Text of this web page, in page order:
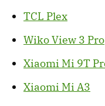
TCL Plex
Wiko View 3 Pro
Xiaomi Mi 9T
Xiaomi Mi A3